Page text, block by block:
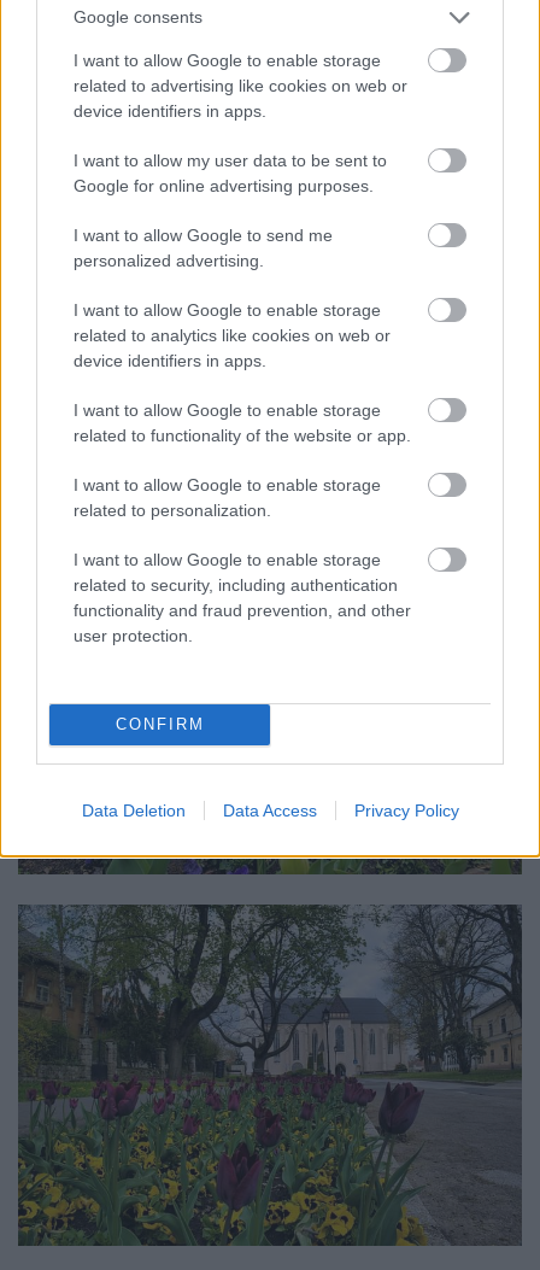
Google consents
I want to allow Google to enable storage
related to advertising like cookies on web or
device identifiers in apps.
I want to allow my user data to be sent to
Google for online advertising purposes.
I want to allow Google to send me
personalized advertising.
I want to allow Google to enable storage
related to analytics like cookies on web or
device identifiers in apps.
I want to allow Google to enable storage
related to functionality of the website or app.
I want to allow Google to enable storage
related to personalization.
I want to allow Google to enable storage
related to security, including authentication
functionality and fraud prevention, and other
user protection.
CONFIRM
Data Deletion Data Access Privacy Policy